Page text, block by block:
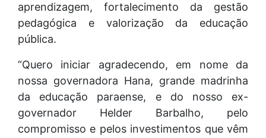
aprendizagem, fortalecimento da gestão
pedagógica e valorização da educação
pública.
“Quero iniciar agradecendo, em nome da
nossa governadora Hana, grande madrinha
da educação paraense, e do nosso ex-
governador Helder Barbalho, pelo
compromisso e pelos investimentos que vêm